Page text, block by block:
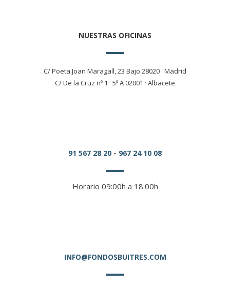
NUESTRAS OFICINAS
C/ Poeta Joan Maragall, 23 Bajo 28020 · Madrid
C/ De la Cruz nº 1 · 5º A 02001 · Albacete
91 567 28 20 - 967 24 10 08
Horario 09:00h a 18:00h
INFO@FONDOSBUITRES.COM